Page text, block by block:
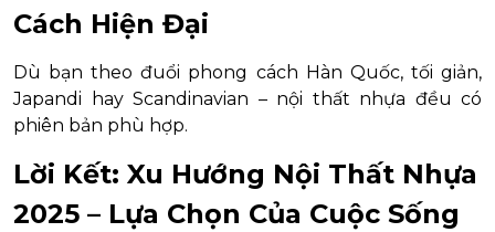
Cách Hiện Đại
Dù bạn theo đuổi phong cách Hàn Quốc, tối giản,
Japandi hay Scandinavian – nội thất nhựa đều có
phiên bản phù hợp.
Lời Kết: Xu Hướng Nội Thất Nhựa
2025 – Lựa Chọn Của Cuộc Sống